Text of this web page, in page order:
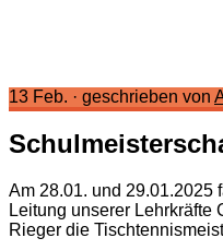
13 Feb. · geschrieben von
Am 28.01. und 29.01.2025
Leitung unserer Lehrkräfte
Rieger die